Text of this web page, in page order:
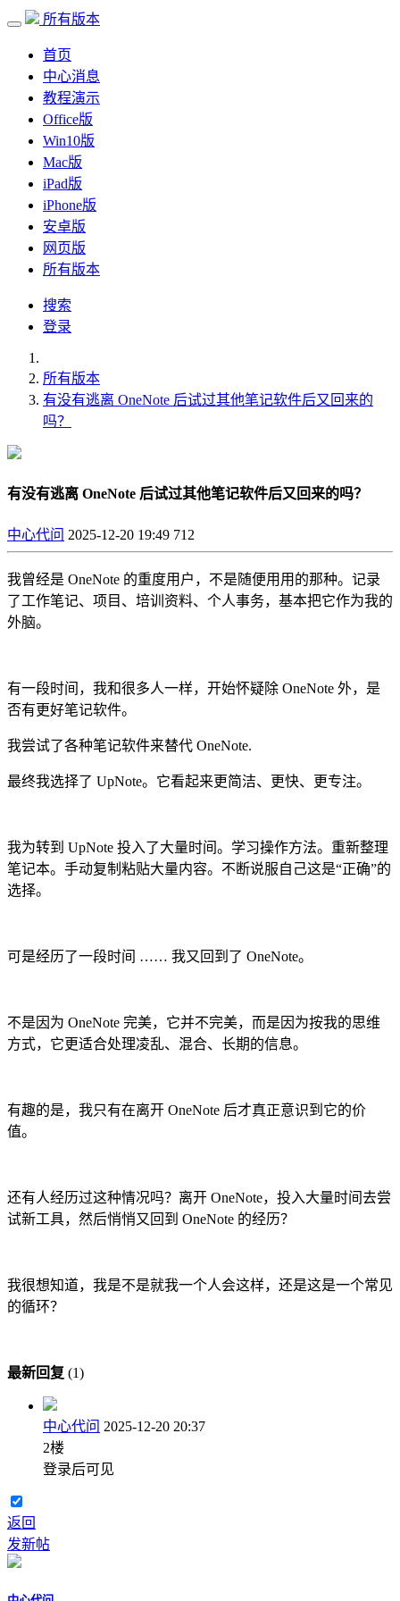
所有版本
首页
中心消息
教程演示
Office版
Win10版
Mac版
iPad版
iPhone版
安卓版
网页版
所有版本
搜索
登录
所有版本
有没有逃离 OneNote 后试过其他笔记软件后又回来的
吗？
有没有逃离 OneNote 后试过其他笔记软件后又回来的吗？
中心代问 2025-12-20 19:49 712
我曾经是 OneNote 的重度用户，不是随便用用的那种。记录
了工作笔记、项目、培训资料、个人事务，基本把它作为我的
外脑。
有一段时间，我和很多人一样，开始怀疑除 OneNote 外，是
否有更好笔记软件。
我尝试了各种笔记软件来替代 OneNote.
最终我选择了 UpNote。它看起来更简洁、更快、更专注。
我为转到 UpNote 投入了大量时间。学习操作方法。重新整理
笔记本。手动复制粘贴大量内容。不断说服自己这是“正确”的
选择。
可是经历了一段时间 …… 我又回到了 OneNote。
不是因为 OneNote 完美，它并不完美，而是因为按我的思维
方式，它更适合处理凌乱、混合、长期的信息。
有趣的是，我只有在离开 OneNote 后才真正意识到它的价
值。
还有人经历过这种情况吗？离开 OneNote，投入大量时间去尝
试新工具，然后悄悄又回到 OneNote 的经历？
我很想知道，我是不是就我一个人会这样，还是这是一个常见
的循环？
最新回复 (1)
中心代问 2025-12-20 20:37
2楼
登录后可见
返回
发新帖